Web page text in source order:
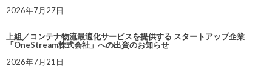
2026年7月27日
上組／コンテナ物流最適化サービスを提供する スタートアップ企業
「OneStream株式会社」への出資のお知らせ
2026年7月21日